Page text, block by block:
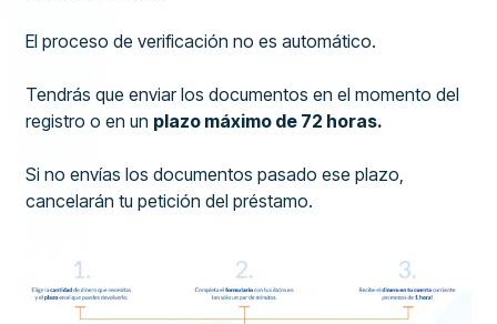
El proceso de verificación no es automático.
Tendrás que enviar los documentos en el momento del
registro o en un plazo máximo de 72 horas.
Si no envías los documentos pasado ese plazo,
cancelarán tu petición del préstamo.